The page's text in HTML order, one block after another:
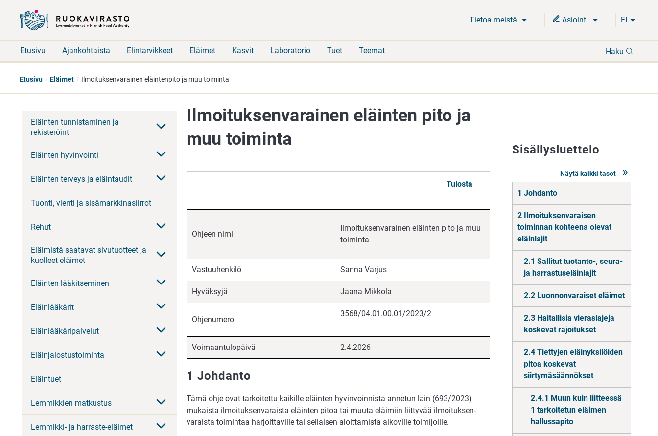
Tietoa meistä Asiointi FI
Etusivu Ajankohtaista Elintarvikkeet Eläimet Kasvit Laboratorio Tuet Teemat Haku
Etusivu Eläimet Ilmoituksenvarainen eläintenpito ja muu toiminta
Eläinten tunnistaminen ja
rekisteröinti
Eläinten hyvinvointi
Eläinten terveys ja eläintaudit
Tuonti, vienti ja sisämarkkinasiirrot
Rehut
Eläimistä saatavat sivutuotteet ja
kuolleet eläimet
Eläinten lääkitseminen
Eläinlääkärit
Eläinlääkäripalvelut
Eläinjalostustoiminta
Eläintuet
Lemmikkien matkustus
Lemmikki- ja harraste-eläimet
Ilmoituksenvarainen eläinten pito ja
muu toiminta
Tulosta
Sisällysluettelo
Näytä kaikki tasot
Siirry
suoraan
sisältöön
1 Johdanto
2 Ilmoituksenvaraisen
toiminnan kohteena olevat
eläinlajit
2.1 Sallitut tuotanto-, seura-
ja harrastuseläinlajit
2.2 Luonnonvaraiset eläimet
2.3 Haitallisia vieraslajeja
koskevat rajoitukset
2.4 Tiettyjen eläinyksilöiden
pitoa koskevat
siirtymäsäännökset
2.4.1 Muun kuin liitteessä
1 tarkoitetun eläimen
hallussapito
Ohjeen nimi
Ilmoituksenvarainen eläinten pito ja muu
toiminta
Vastuuhenkilö Sanna Varjus
Hyväksyjä Jaana Mikkola
Ohjenumero
3568/04.01.00.01/2023/2
Voimaantulopäivä 2.4.2026
1 Johdanto
Tämä ohje ovat tarkoitettu kaikille eläinten hyvinvoinnista annetun lain (693/2023)
mukaista ilmoituksenvaraista eläinten pitoa tai muuta eläimiin liittyvää ilmoituksen­
varaista toimintaa harjoittaville tai sellaisen aloittamista aikoville toimijoille.